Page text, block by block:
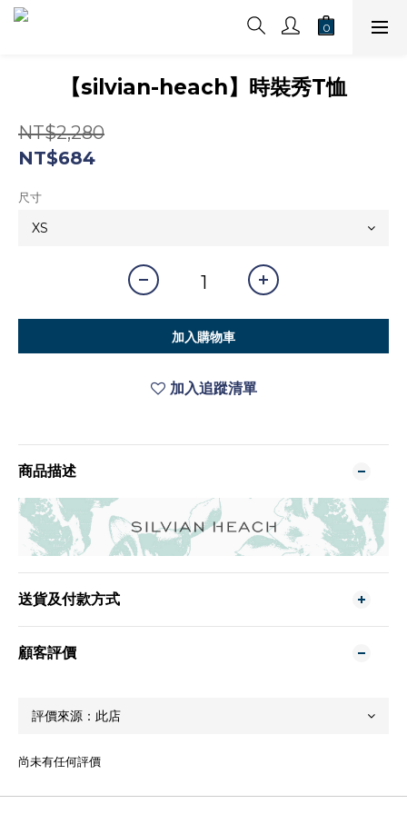
【silvian-heach】時裝秀T恤
NT$2,280
NT$684
尺寸
加入購物車
加入追蹤清單
商品描述
送貨及付款方式
顧客評價
尚未有任何評價